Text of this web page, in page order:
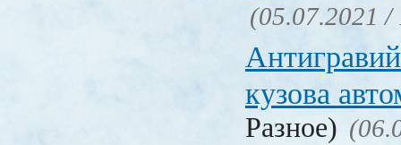
(05.07.2021 /
кузова
Разное)